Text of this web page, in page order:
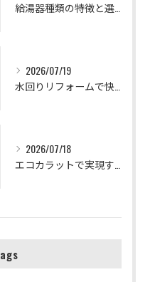
2026/07/19
2026/07/18